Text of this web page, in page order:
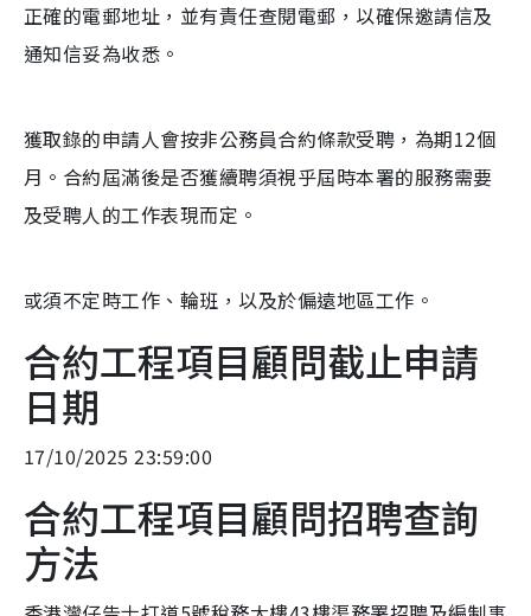
正確的電郵地址，並有責任查閱電郵，以確保邀請信及
通知信妥為收悉。
獲取錄的申請人會按非公務員合約條款受聘，為期12個
月。合約屆滿後是否獲續聘須視乎屆時本署的服務需要
及受聘人的工作表現而定。
或須不定時工作、輪班，以及於偏遠地區工作。
合約工程項目顧問截止申請
日期
17/10/2025 23:59:00
合約工程項目顧問招聘查詢
方法